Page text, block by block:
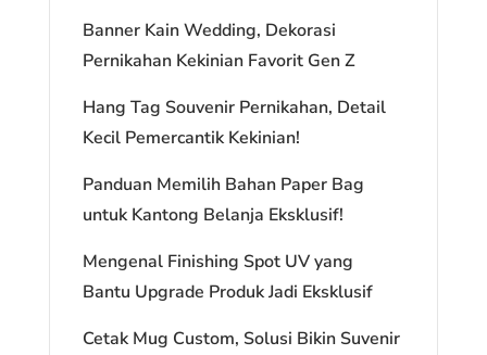
Banner Kain Wedding, Dekorasi
Pernikahan Kekinian Favorit Gen Z
Hang Tag Souvenir Pernikahan, Detail
Kecil Pemercantik Kekinian!
Panduan Memilih Bahan Paper Bag
untuk Kantong Belanja Eksklusif!
Mengenal Finishing Spot UV yang
Bantu Upgrade Produk Jadi Eksklusif
Cetak Mug Custom, Solusi Bikin Suvenir